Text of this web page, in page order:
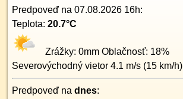
Predpoveď na 07.08.2026 16h:
Teplota: 20.7°C
Zrážky: 0mm Oblačnosť: 18%
Severovýchodný vietor 4.1 m/s (15 km/h)
Predpoveď na dnes: